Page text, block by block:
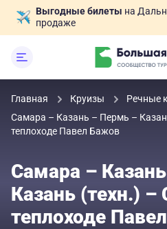
Выгодные билеты на
продаже
Главная Круизы
Речные
Самара – Казань – Пермь –
теплоходе Павел Бажов
Самара –
Казань (техн.) –
теплоходе